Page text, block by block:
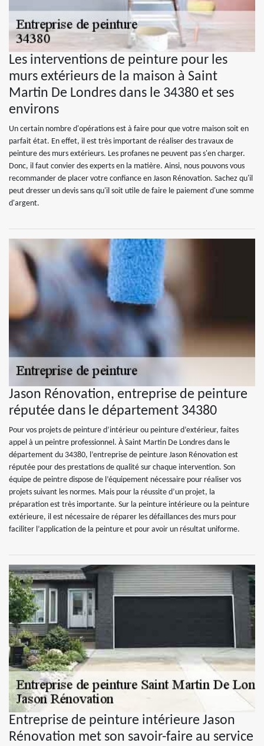
Les interventions de peinture pour les
murs extérieurs de la maison à Saint
Martin De Londres dans le 34380 et ses
environs
Un certain nombre d'opérations est à faire pour que votre maison soit en
parfait état. En effet, il est très important de réaliser des travaux de
peinture des murs extérieurs. Les profanes ne peuvent pas s'en charger.
Donc, il faut convier des experts en la matière. Ainsi, nous pouvons vous
recommander de placer votre confiance en Jason Rénovation. Sachez qu'il
peut dresser un devis sans qu'il soit utile de faire le paiement d'une somme
d'argent.
Jason Rénovation, entreprise de peinture
réputée dans le département 34380
Pour vos projets de peinture d’intérieur ou peinture d’extérieur, faites
appel à un peintre professionnel. À Saint Martin De Londres dans le
département du 34380, l’entreprise de peinture Jason Rénovation est
réputée pour des prestations de qualité sur chaque intervention. Son
équipe de peintre dispose de l’équipement nécessaire pour réaliser vos
projets suivant les normes. Mais pour la réussite d’un projet, la
préparation est très importante. Sur la peinture intérieure ou la peinture
extérieure, il est nécessaire de réparer les défaillances des murs pour
faciliter l’application de la peinture et pour avoir un résultat uniforme.
Entreprise de peinture intérieure Jason
Rénovation met son savoir-faire au service